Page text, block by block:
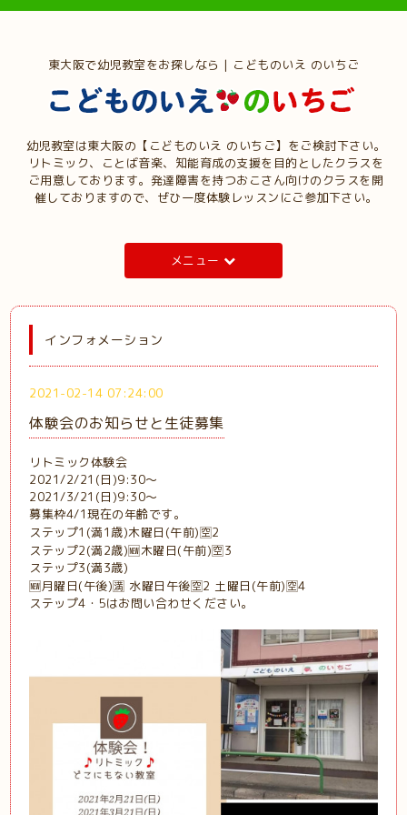
東大阪で幼児教室をお探しなら | こどものいえ のいちご
幼児教室は東大阪の【こどものいえ のいちご】をご検討下さい。
リトミック、ことば音楽、知能育成の支援を目的としたクラスを
ご用意しております。発達障害を持つおこさん向けのクラスを開
催しておりますので、ぜひ一度体験レッスンにご参加下さい。
メニュー
インフォメーション
2021-02-14 07:24:00
体験会のお知らせと生徒募集
リトミック体験会
2021/2/21(日)9:30～
2021/3/21(日)9:30～
募集枠4/1現在の年齢です。
ステップ1(満1歳)木曜日(午前)🈳2
ステップ2(満2歳)🆕木曜日(午前)🈳3
ステップ3(満3歳)
🆕月曜日(午後)🈵 水曜日午後🈳2 土曜日(午前)🈳4
ステップ4・5はお問い合わせください。